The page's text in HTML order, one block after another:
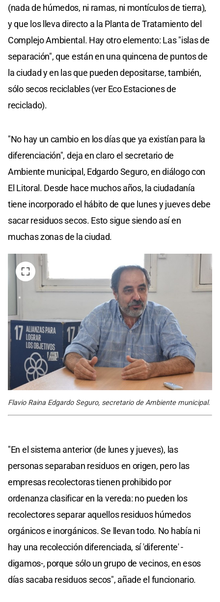
(nada de húmedos, ni ramas, ni montículos de tierra),
y que los lleva directo a la Planta de Tratamiento del
Complejo Ambiental. Hay otro elemento: Las "islas de
separación", que están en una quincena de puntos de
la ciudad y en las que pueden depositarse, también,
sólo secos reciclables (ver Eco Estaciones de
reciclado).
"No hay un cambio en los días que ya existían para la
diferenciación", deja en claro el secretario de
Ambiente municipal, Edgardo Seguro, en diálogo con
El Litoral. Desde hace muchos años, la ciudadanía
tiene incorporado el hábito de que lunes y jueves debe
sacar residuos secos. Esto sigue siendo así en
muchas zonas de la ciudad.
Flavio Raina Edgardo Seguro, secretario de Ambiente municipal.
"En el sistema anterior (de lunes y jueves), las
personas separaban residuos en origen, pero las
empresas recolectoras tienen prohibido por
ordenanza clasificar en la vereda: no pueden los
recolectores separar aquellos residuos húmedos
orgánicos e inorgánicos. Se llevan todo. No había ni
hay una recolección diferenciada, sí 'diferente' -
digamos-, porque sólo un grupo de vecinos, en esos
días sacaba residuos secos", añade el funcionario.